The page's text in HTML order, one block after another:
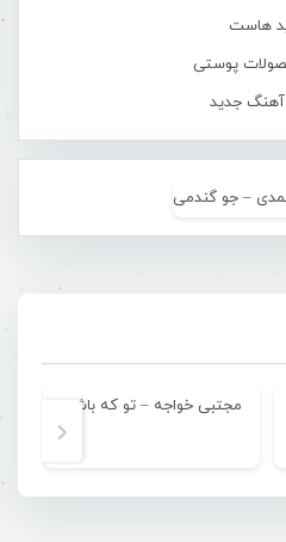
هاست
پوستی
آهنگ جدید
مجتبی خواجه – تو که باشی